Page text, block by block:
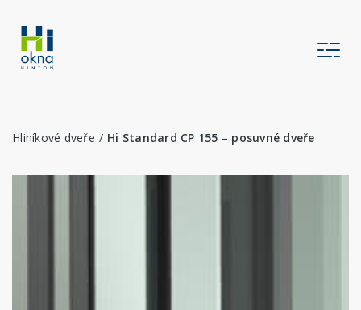
Hliníkové dveře Hi Standard CP 155 – posuvné dveře